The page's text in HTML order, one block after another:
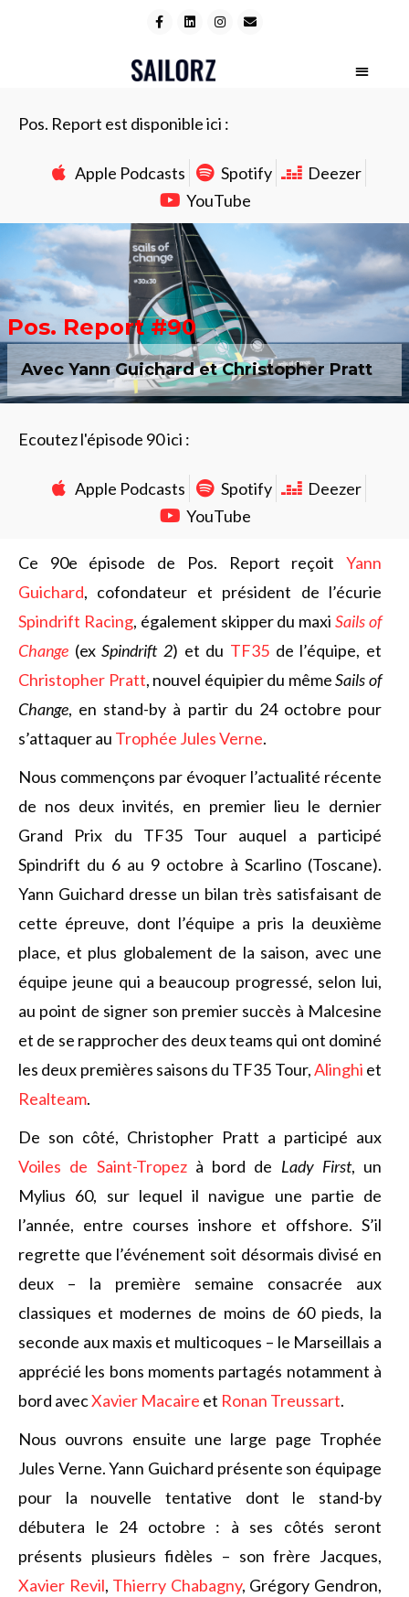
Pos. Report est disponible ici :
Apple Podcasts Spotify
Deezer
YouTube
Pos. Report #90
Avec Yann Guichard et Christopher Pratt
Ecoutez l'épisode 90 ici :
Apple Podcasts Spotify
Deezer
YouTube
Ce 90e épisode de Pos. Report reçoit Yann
Guichard, cofondateur et président de l’écurie
Spindrift Racing, également skipper du maxiSails of
Change (exSpindrift 2) et du TF35 de l’équipe, et
Christopher Pratt, nouvel équipier du mêmeSails of
Change, en stand-by à partir du 24 octobre pour
s’attaquer au Trophée Jules Verne.
Nous commençons par évoquer l’actualité récente
de nos deux invités, en premier lieu le dernier
Grand Prix du TF35 Tour auquel a participé
Spindrift du 6 au 9 octobre à Scarlino (Toscane).
Yann Guichard dresse un bilan très satisfaisant de
cette épreuve, dont l’équipe a pris la deuxième
place, et plus globalement de la saison, avec une
équipe jeune qui a beaucoup progressé, selon lui,
au point de signer son premier succès à Malcesine
et de se rapprocher des deux teams qui ont dominé
les deux premières saisons du TF35 Tour,Alinghi et
Realteam.
De son côté, Christopher Pratt a participé aux
Voiles de Saint-Tropezà bord de Lady First, un
Mylius 60, sur lequel il navigue une partie de
l’année, entre courses inshore et offshore. S’il
regrette que l’événement soit désormais divisé en
deux – la première semaine consacrée aux
classiques et modernes de moins de 60 pieds, la
seconde aux maxis et multicoques – le Marseillais a
apprécié les bons moments partagés notamment à
bord avecXavier Macaire et Ronan Treussart.
Nous ouvrons ensuite une large page Trophée
Jules Verne. Yann Guichard présente son équipage
pour la nouvelle tentative dont le stand-by
débutera le 24 octobre : à ses côtés seront
présents plusieurs fidèles – son frère Jacques,
Xavier Revil, Thierry Chabagny, Grégory Gendron,